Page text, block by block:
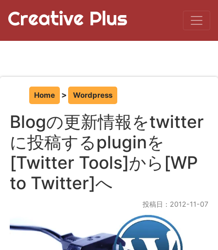
Creative Plus
Home Wordpress
Blogの更新情報をtwitter
に投稿するpluginを
[Twitter Tools]から[WP
to Twitter]へ
投稿日：2012-11-07